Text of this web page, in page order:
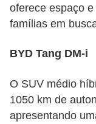
oferece espaço
famílias em
BYD Tang DM-i
O SUV médio
1050 km de
apresentando